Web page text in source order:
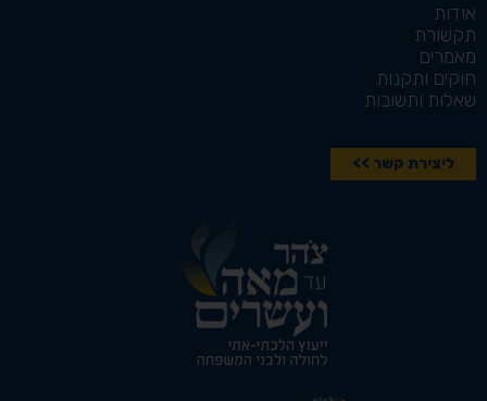
אודות
תקשורת
מאמרים
חוקים ותקנות
שאלות ותשובות
ליצירת קשר >>